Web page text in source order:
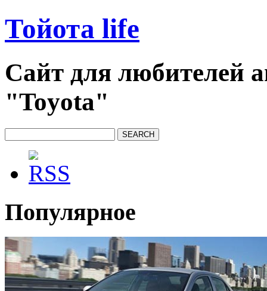
Тойота life
Сайт для любителей
"Toyota"
Популярное